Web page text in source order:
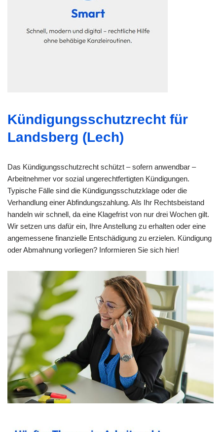
Kündigungsschutzrecht für
Landsberg (Lech)
Das Kündigungsschutzrecht schützt – sofern anwendbar –
Arbeitnehmer vor sozial ungerechtfertigten Kündigungen.
Typische Fälle sind die Kündigungsschutzklage oder die
Verhandlung einer Abfindungszahlung. Als Ihr Rechtsbeistand
handeln wir schnell, da eine Klagefrist von nur drei Wochen gilt.
Wir setzen uns dafür ein, Ihre Anstellung zu erhalten oder eine
angemessene finanzielle Entschädigung zu erzielen. Kündigung
oder Abmahnung vorliegen? Informieren Sie sich hier!